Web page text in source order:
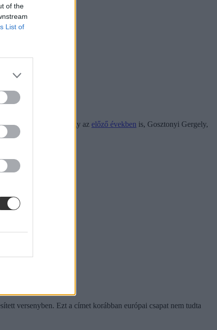
of the
List of
oktató idén is, ahogy az előző években is, Gosztonyi Gergely,
Ábel Bulcsú).
versenyben. Ezt a címet korábban európai csapat nem tudta